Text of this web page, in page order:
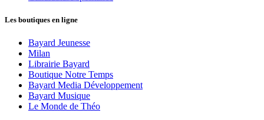
Les boutiques en ligne
Bayard Jeunesse
Milan
Librairie Bayard
Boutique Notre Temps
Bayard Media Développement
Bayard Musique
Le Monde de Théo